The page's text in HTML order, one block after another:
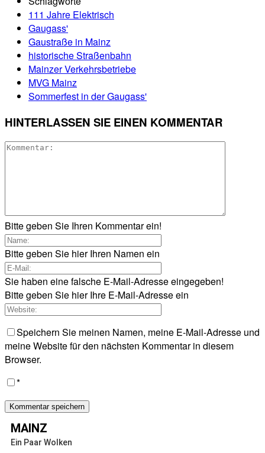
111 Jahre Elektrisch
Gaugass'
Gaustraße in Mainz
historische Straßenbahn
Mainzer Verkehrsbetriebe
MVG Mainz
Sommerfest in der Gaugass'
HINTERLASSEN SIE EINEN KOMMENTAR
Bitte geben Sie Ihren Kommentar ein!
Bitte geben Sie hier Ihren Namen ein
Sie haben eine falsche E-Mail-Adresse eingegeben!
Bitte geben Sie hier Ihre E-Mail-Adresse ein
Speichern Sie meinen Namen, meine E-Mail-Adresse und
meine Website für den nächsten Kommentar in diesem
Browser.
*
MAINZ
Ein Paar Wolken